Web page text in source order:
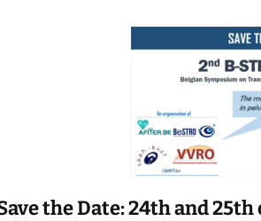
the Date: 24th and